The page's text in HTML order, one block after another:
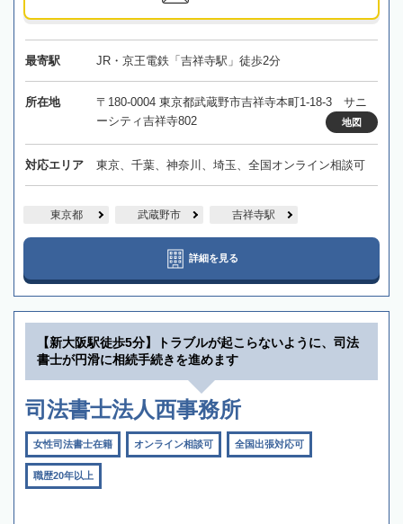
最寄駅 JR・京王電鉄「吉祥寺駅」徒歩2分
所在地
〒180-0004 東京都武蔵野市吉祥寺本町1-18-3 サニ
ーシティ吉祥寺802
地図
対応エリア 東京、千葉、神奈川、埼玉、全国オンライン相談可
東京都 武蔵野市 吉祥寺駅
詳細を見る
【新大阪駅徒歩5分】トラブルが起こらないように、司法
書士が円滑に相続手続きを進めます
司法書士法人西事務所
女性司法書士在籍 オンライン相談可 全国出張対応可
職歴20年以上